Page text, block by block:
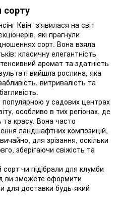
сорту
Квін" з'явилася на світ
які прагнули
сорт. Вона взяла
класичну елегантність
аромат та здатність
вийшла рослина, яка
витривалість та
у садових центрах
особливо в тих регіонах, де
та красу. Вона часто
ландшафтних композицій,
для зрізання, оскільки
зберігаючи свіжість та
чи підібрали для клумби
ви зможете оформити
для доставки будь-який